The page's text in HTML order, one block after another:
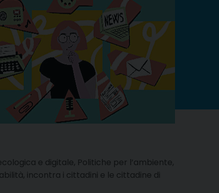
e digitale, Politiche per l’ambiente,
incontra i cittadini e le cittadine di